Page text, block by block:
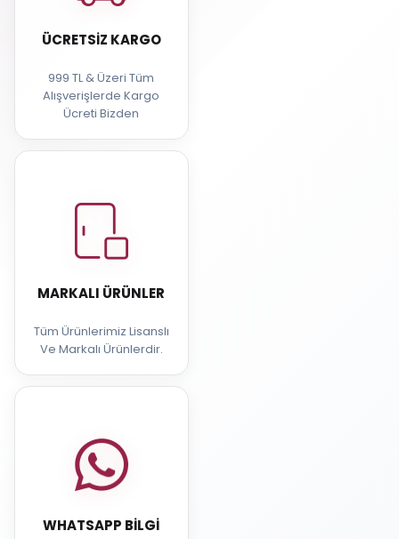
ÜCRETSIZ KARGO
999 TL & Üzeri Tüm
Alışverişlerde Kargo
Ücreti Bizden
MARKALI ÜRÜNLER
Tüm Ürünlerimiz Lisanslı
Ve Markalı Ürünlerdir.
WHATSAPP BILGI